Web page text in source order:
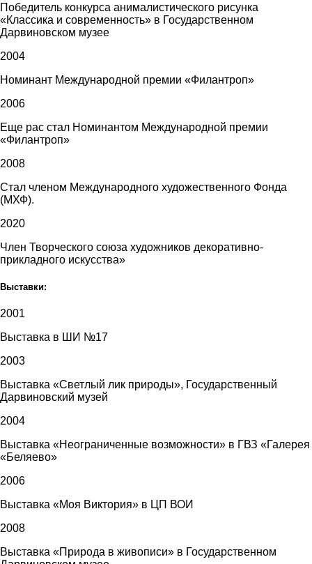
Победитель конкурса анималистического рисунка
«Классика и современность» в Государственном
Дарвиновском музее
2004
Номинант Международной премии «Филантроп»
2006
Еще рас стал Номинантом Международной премии
«Филантроп»
2008
Стал членом Международного художественного Фонда
(МХФ).
2020
Член Творческого союза художников декоративно-
прикладного искусства»
Выставки:
2001
Выставка в ШИ №17
2003
Выставка «Светлый лик природы», Государственный
Дарвиновский музей
2004
Выставка «Неограниченные возможности» в ГВЗ «Галерея
«Беляево»
2006
Выставка «Моя Виктория» в ЦП ВОИ
2008
Выставка «Природа в живописи» в Государственном